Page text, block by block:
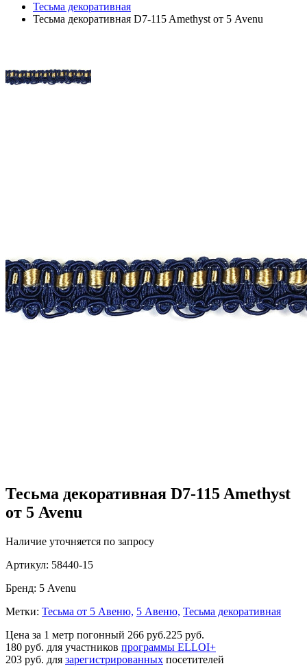
Тесьма декоративная
Тесьма декоративная D7-115 Amethyst от 5 Avenu
Тесьма декоративная D7-115 Amethyst
от 5 Avenu
Наличие уточняется по запросу
Артикул: 58440-15
Бренд: 5 Avenu
Метки: Тесьма от 5 Авеню, 5 Авеню, Тесьма декоративная
Цена за 1 метр погонный 266 руб.225 руб.
180 руб. для участников программы ELLOI+
203 руб. для зарегистрированных посетителей